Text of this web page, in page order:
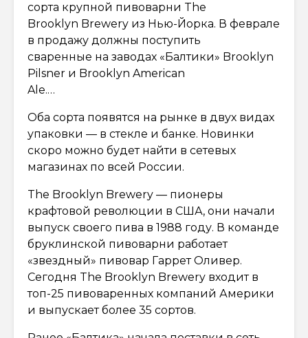
сорта крупной пивоварни The
Brooklyn Brewery из Нью-Йорка. В феврале
в продажу должны поступить
сваренные на заводах «Балтики» Brooklyn
Pilsner и Brooklyn American
Ale.…
Оба сорта появятся на рынке в двух видах
упаковки — в стекле и банке. Новинки
скоро можно будет найти в сетевых
магазинах по всей России.
The Brooklyn Brewery — пионеры
крафтовой революции в США, они начали
выпуск своего пива в 1988 году. В команде
бруклинской пивоварни работает
«звездный» пивовар Гаррет Оливер.
Сегодня The Brooklyn Brewery входит в
топ-25 пивоваренных компаний Америки
и выпускает более 35 сортов.